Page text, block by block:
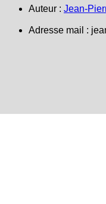
Auteur : Jean-
Adresse mail :